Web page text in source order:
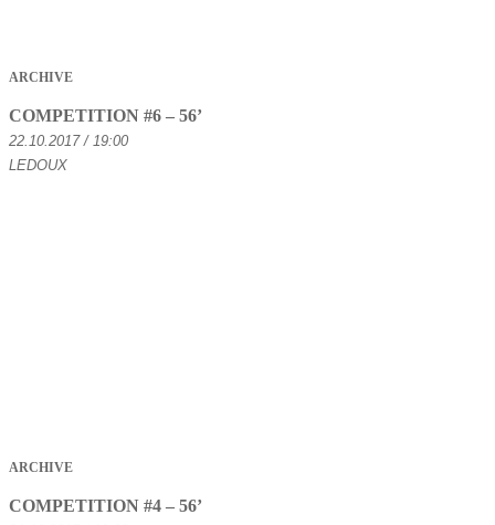
ARCHIVE
COMPETITION #6 – 56’
22.10.2017 / 19:00
LEDOUX
ARCHIVE
COMPETITION #4 – 56’